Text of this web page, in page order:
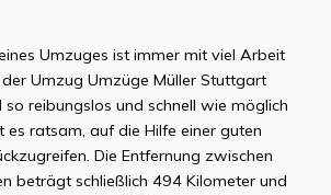
Umzuges ist immer mit viel Arbeit
Umzug Umzüge Müller Stuttgart
so reibungslos und schnell wie möglich
ratsam, auf die Hilfe einer guten
Die Entfernung zwischen
beträgt schließlich 494 Kilometerund